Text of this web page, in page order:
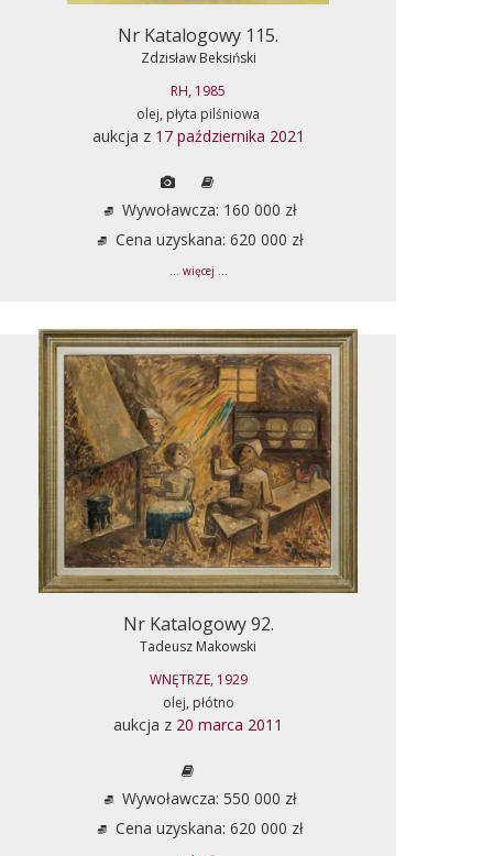
Nr Katalogowy 115.
Zdzisław Beksiński
RH, 1985
olej, płyta pilśniowa
aukcja z 17 października 2021
Wywoławcza: 160 000 zł
Cena uzyskana: 620 000 zł
... więcej ...
Nr Katalogowy 92.
Tadeusz Makowski
WNĘTRZE, 1929
olej, płótno
aukcja z 20 marca 2011
Wywoławcza: 550 000 zł
Cena uzyskana: 620 000 zł